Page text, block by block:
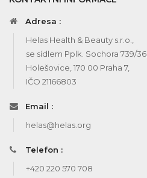
Adresa :
Helas Health & Beauty s.r.o.,
se sídlem Pplk. Sochora 739/36,
Holešovice, 170 00 Praha 7,
IČO 21166803
Email :
helas@helas.org
Telefon :
+420 220 570 708